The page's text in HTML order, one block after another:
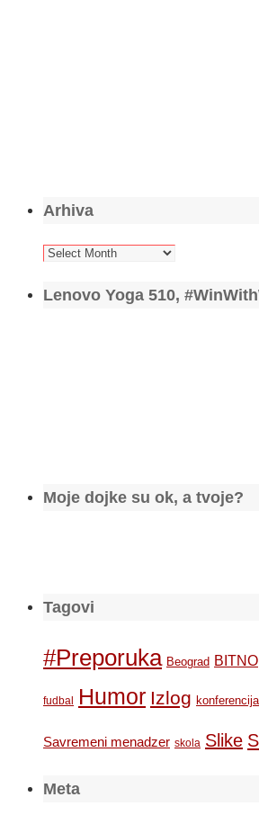
Arhiva
Arhiva
Lenovo Yoga 510,
Moje dojke su ok, a tvoje?
Tagovi
#Preporuka Beograd BITNO
fudbal Humor Izlog konferencija
Savremeni menadzer skola Slike
Meta